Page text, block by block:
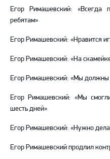
Егор Римашевский: «Всегда
ребятам»
Егор Римашевский: «Нравится
Егор Римашевский: «На
Егор Римашевский: «Мы должны
Егор Римашевский: «Мы
шесть дней»
Егор Римашевский: «Нужно
Егор Римашевский продлил